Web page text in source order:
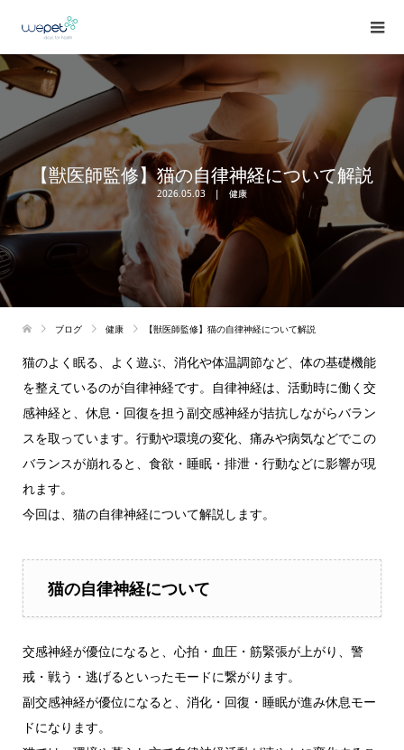
【獣医師監修】猫の自律神経について解説
2026.05.03 健康
ブログ 健康 【獣医師監修】猫の自律神経について解説
猫のよく眠る、よく遊ぶ、消化や体温調節など、体の基礎機能
を整えているのが自律神経です。自律神経は、活動時に働く交
感神経と、休息・回復を担う副交感神経が拮抗しながらバラン
スを取っています。行動や環境の変化、痛みや病気などでこの
バランスが崩れると、食欲・睡眠・排泄・行動などに影響が現
れます。
今回は、猫の自律神経について解説します。
猫の自律神経について
交感神経が優位になると、心拍・血圧・筋緊張が上がり、警
戒・戦う・逃げるといったモードに繋がります。
副交感神経が優位になると、消化・回復・睡眠が進み休息モー
ドになります。